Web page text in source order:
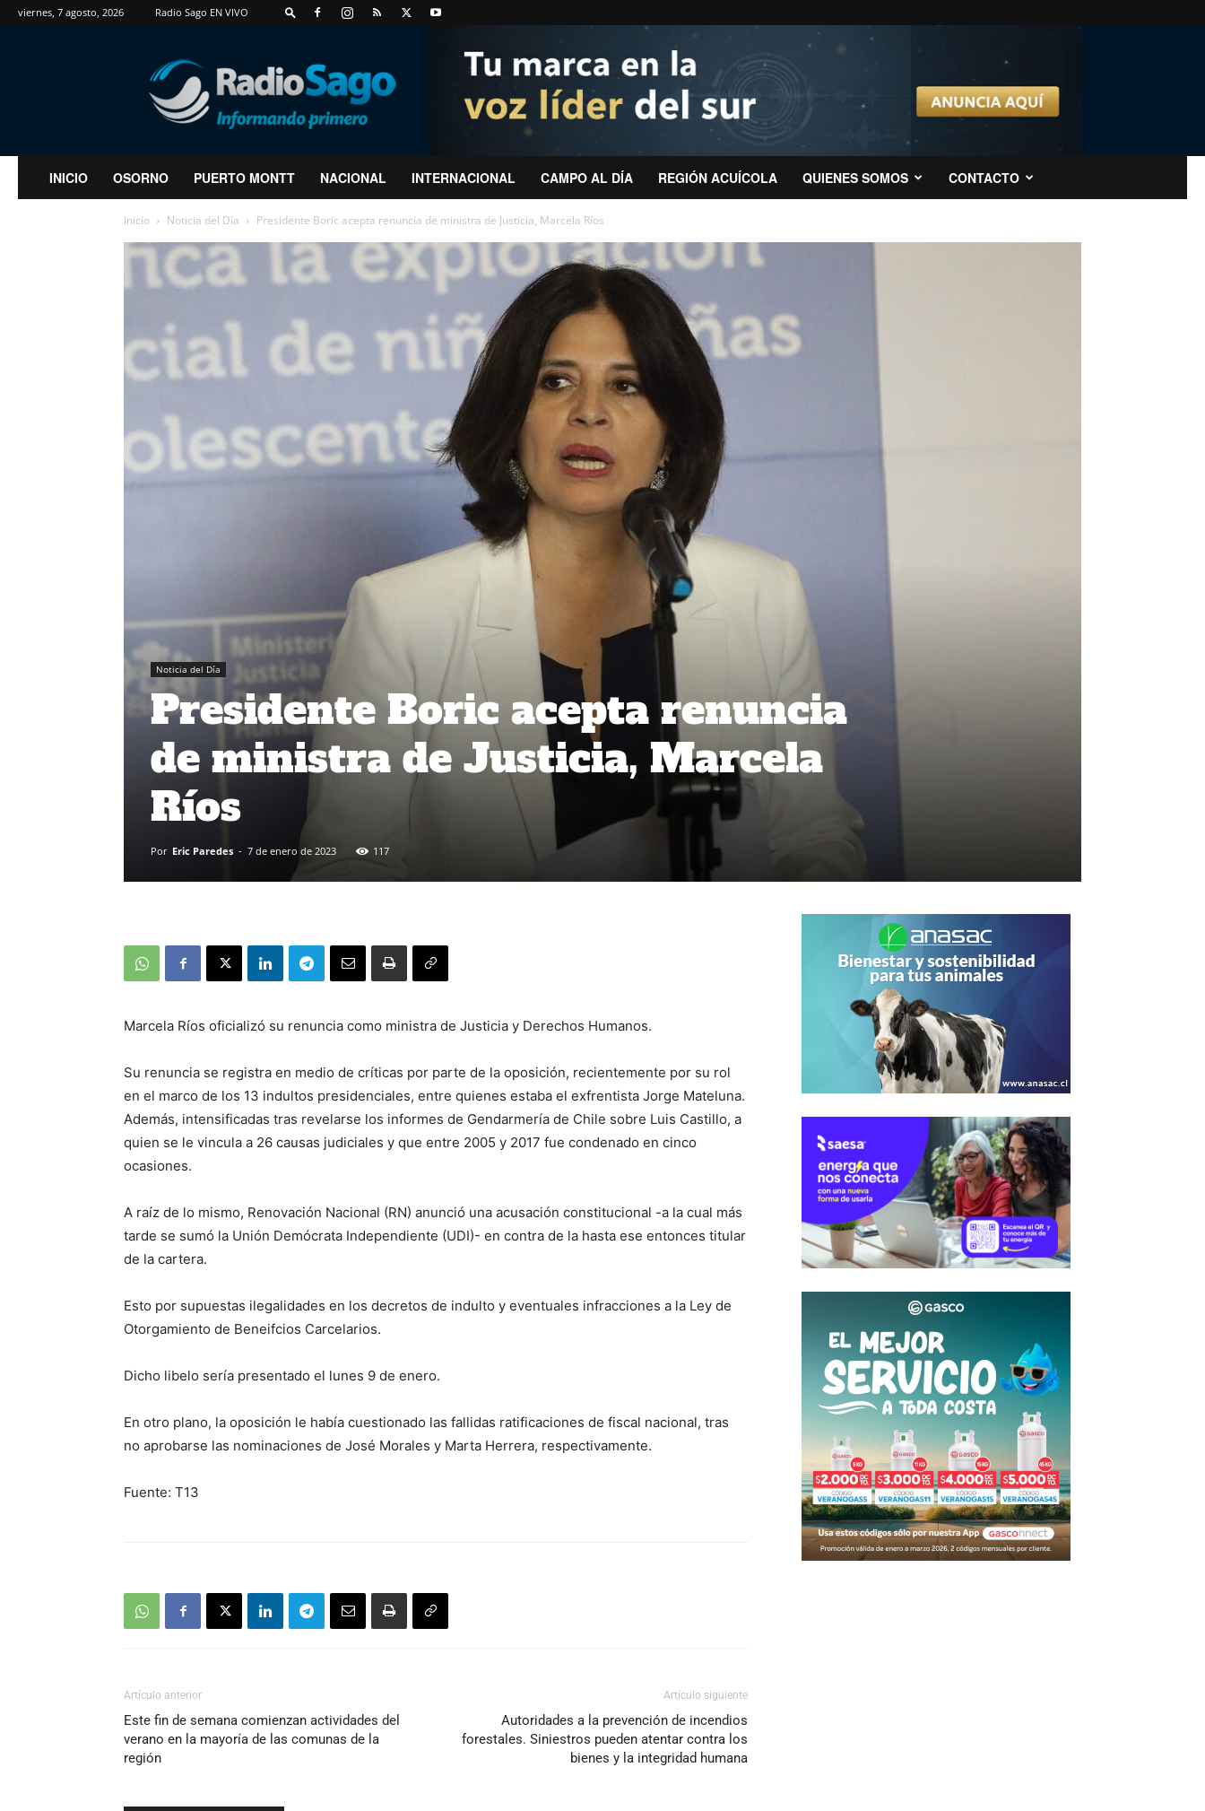
viernes, 7 agosto, 2026 Radio Sago EN VIVO
RadioSago
INICIO OSORNO PUERTO MONTT NACIONAL INTERNACIONAL CAMPO AL DÍA REGIÓN ACUÍCOLA QUIENES SOMOS CONTACTO
Inicio Noticia del Día Presidente Boric acepta renuncia de ministra de Justicia, Marcela Ríos
Noticia del Día
Presidente Boric acepta renuncia
de ministra de Justicia, Marcela
Ríos
Por Eric Paredes - 7 de enero de 2023 117
Marcela Ríos oficializó su renuncia como ministra de Justicia y Derechos Humanos.
Su renuncia se registra en medio de críticas por parte de la oposición, recientemente por su rol
en el marco de los 13 indultos presidenciales, entre quienes estaba el exfrentista Jorge Mateluna.
Además, intensificadas tras revelarse los informes de Gendarmería de Chile sobre Luis Castillo, a
quien se le vincula a 26 causas judiciales y que entre 2005 y 2017 fue condenado en cinco
ocasiones.
A raíz de lo mismo, Renovación Nacional (RN) anunció una acusación constitucional -a la cual más
tarde se sumó la Unión Demócrata Independiente (UDI)- en contra de la hasta ese entonces titular
de la cartera.
Esto por supuestas ilegalidades en los decretos de indulto y eventuales infracciones a la Ley de
Otorgamiento de Beneifcios Carcelarios.
Dicho libelo sería presentado el lunes 9 de enero.
En otro plano, la oposición le había cuestionado las fallidas ratificaciones de fiscal nacional, tras
no aprobarse las nominaciones de José Morales y Marta Herrera, respectivamente.
Fuente: T13
Artículo anterior
Este fin de semana comienzan actividades del
verano en la mayoría de las comunas de la
región
Artículo siguiente
Autoridades a la prevención de incendios
forestales. Siniestros pueden atentar contra los
bienes y la integridad humana